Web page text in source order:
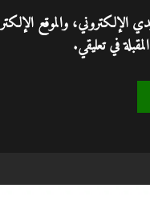
الإلكتروني، والموقع
في تعليقي.